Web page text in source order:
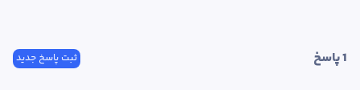
ثبت پاسخ جدید 1 پاسخ